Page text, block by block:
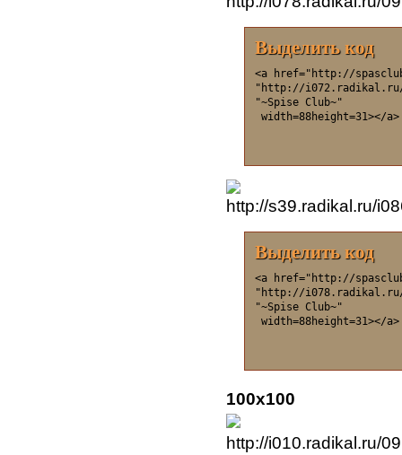
Выделить код
<a href="http://
"http://i072.radikal.ru/
"~Spise Club~"
width=88height=31></a>
Выделить код
<a href="http://
"http://i078.radikal.ru/
"~Spise Club~"
width=88height=31></a>
100x100